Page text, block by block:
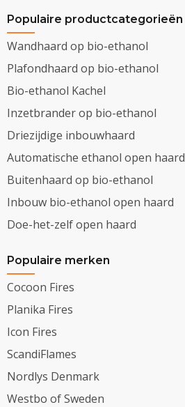
Populaire productcategorieën
Wandhaard op bio-ethanol
Plafondhaard op bio-ethanol
Bio-ethanol Kachel
Inzetbrander op bio-ethanol
Driezijdige inbouwhaard
Automatische ethanol open haard
Buitenhaard op bio-ethanol
Inbouw bio-ethanol open haard
Doe-het-zelf open haard
Populaire merken
Cocoon Fires
Planika Fires
Icon Fires
ScandiFlames
Nordlys Denmark
Westbo of Sweden